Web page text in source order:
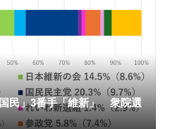
民」3番手「維新」 衆院選